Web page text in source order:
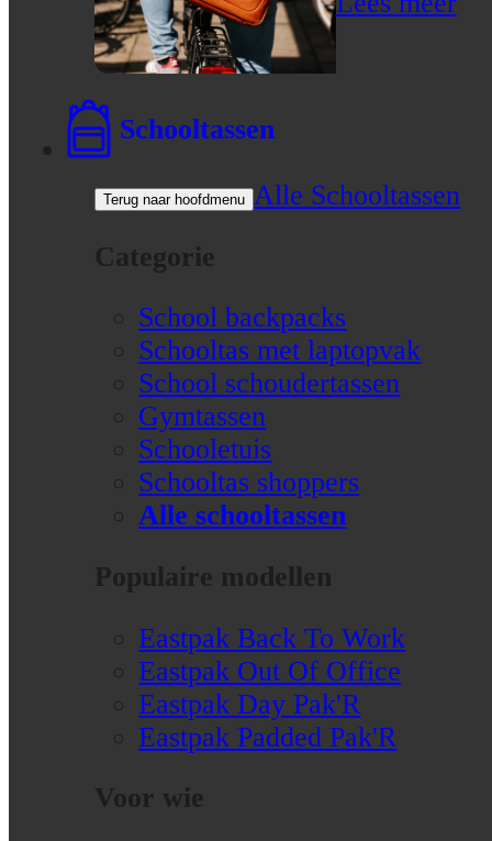
Schooltassen
Terug naar hoofdmenu Alle Schooltassen
Categorie
School backpacks
Schooltas met laptopvak
School schoudertassen
Gymtassen
Schooletuis
Schooltas shoppers
Alle schooltassen
Populaire modellen
Eastpak Back To Work
Eastpak Out Of Office
Eastpak Day Pak'R
Eastpak Padded Pak'R
Voor wie